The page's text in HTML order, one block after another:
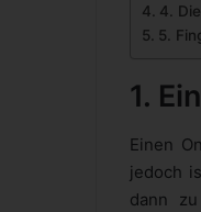
4.
5.
1.
Einen
jedoch
dann